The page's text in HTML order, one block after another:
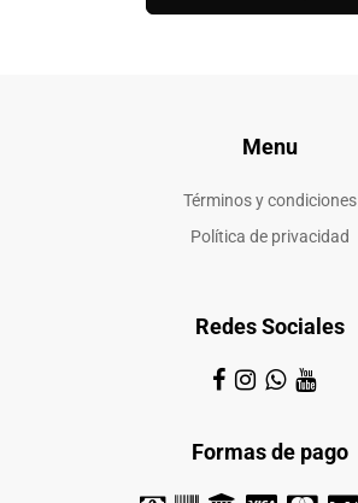
Menu
Términos y condiciones
Política de privacidad
Redes Sociales
Formas de pago